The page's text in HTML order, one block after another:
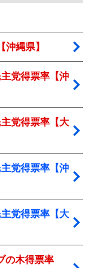
縄県】
党得票率【沖
党得票率【大
党得票率【沖
党得票率【大
の木得票率